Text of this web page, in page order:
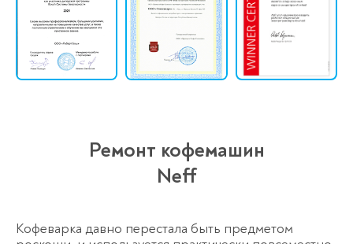
Ремонт кофемашин
Neff
Кофеварка давно перестала быть предметом